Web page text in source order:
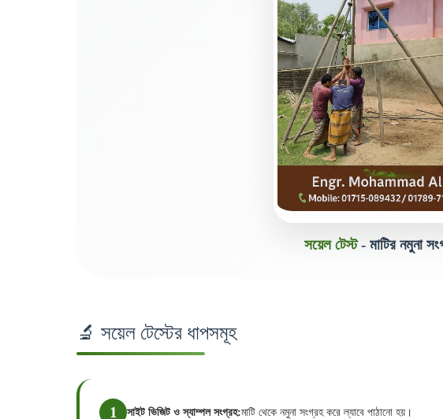
সয়েল টেস্ট- মাটির নমুনা
🔬 সয়েল টেস্টের ধাপসমূহ
সাইট ভিজিট ও স্যাম্পল সংগ্রহ:মাটি থেকে নমুনা সংগ্রহ করে ল্যাবে পাঠানো হয়।